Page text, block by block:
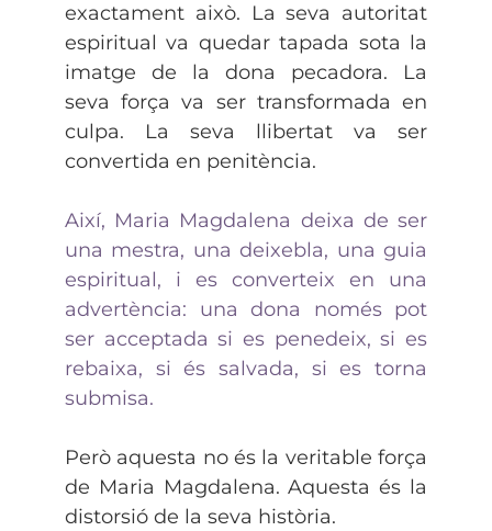
exactament això. La seva autoritat
espiritual va quedar tapada sota la
imatge de la dona pecadora. La
seva força va ser transformada en
culpa. La seva llibertat va ser
convertida en penitència.
Així, Maria Magdalena deixa de ser
una mestra, una deixebla, una guia
espiritual, i es converteix en una
advertència: una dona només pot
ser acceptada si es penedeix, si es
rebaixa, si és salvada, si es torna
submisa.
Però aquesta no és la veritable força
de Maria Magdalena. Aquesta és la
distorsió de la seva història.